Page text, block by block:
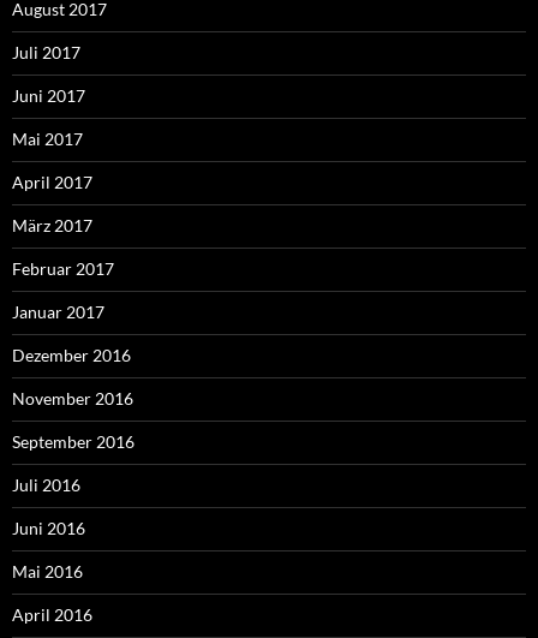
August 2017
Juli 2017
Juni 2017
Mai 2017
April 2017
März 2017
Februar 2017
Januar 2017
Dezember 2016
November 2016
September 2016
Juli 2016
Juni 2016
Mai 2016
April 2016